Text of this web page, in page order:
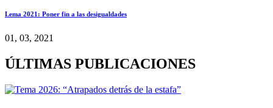
Lema 2021: Poner fin a las desigualdades
01, 03, 2021
ÚLTIMAS PUBLICACIONES